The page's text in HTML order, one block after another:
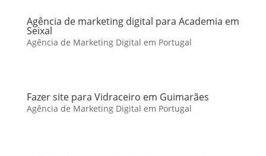
Agência de marketing digital para Academia em
Seixal
Agência de Marketing Digital em Portugal
Fazer site para Vidraceiro em Guimarães
Agência de Marketing Digital em Portugal